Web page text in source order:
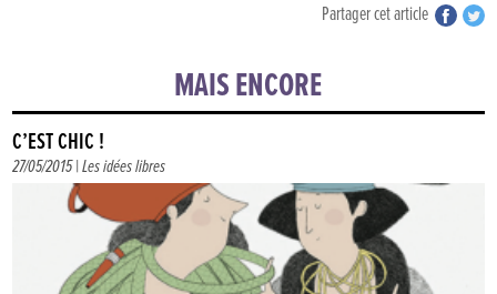
Partager cet article
MAIS ENCORE
C’EST CHIC !
27/05/2015 |Les idées libres